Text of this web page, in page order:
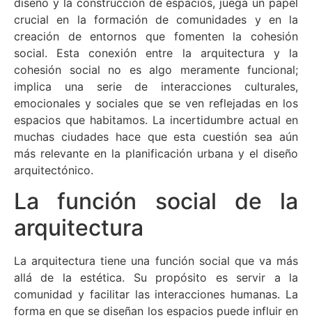
crucial en la formación de comunidades y en la
creación de entornos que fomenten la cohesión
social. Esta conexión entre la arquitectura y la
cohesión social no es algo meramente funcional;
implica una serie de interacciones culturales,
emocionales y sociales que se ven reflejadas en los
espacios que habitamos. La incertidumbre actual en
muchas ciudades hace que esta cuestión sea aún
más relevante en la planificación urbana y el diseño
arquitectónico.
La función social de la
arquitectura
La arquitectura tiene una función social que va más
allá de la estética. Su propósito es servir a la
comunidad y facilitar las interacciones humanas. La
forma en que se diseñan los espacios puede influir en